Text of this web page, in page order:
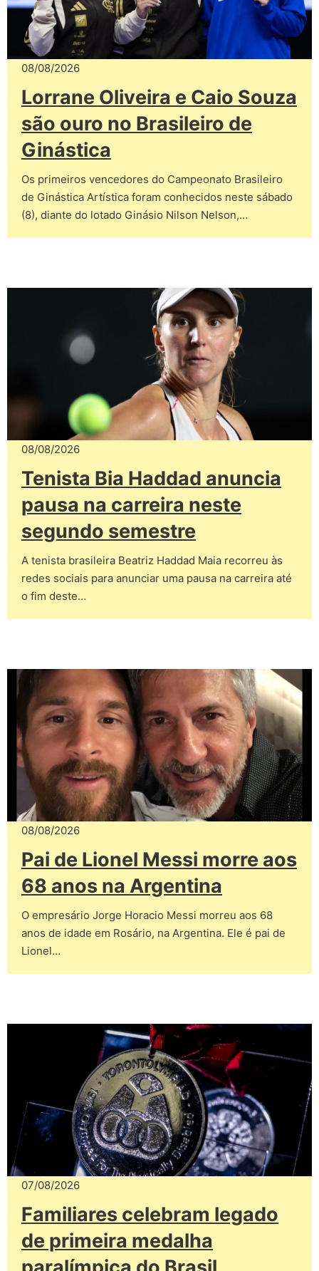
08/08/2026
Lorrane Oliveira e Caio Souza
são ouro no Brasileiro de
Ginástica
Os primeiros vencedores do Campeonato Brasileiro
de Ginástica Artística foram conhecidos neste sábado
(8), diante do lotado Ginásio Nilson Nelson,…
08/08/2026
Tenista Bia Haddad anuncia
pausa na carreira neste
segundo semestre
A tenista brasileira Beatriz Haddad Maia recorreu às
redes sociais para anunciar uma pausa na carreira até
o fim deste…
08/08/2026
Pai de Lionel Messi morre aos
68 anos na Argentina
O empresário Jorge Horacio Messi morreu aos 68
anos de idade em Rosário, na Argentina. Ele é pai de
Lionel…
07/08/2026
Familiares celebram legado
de primeira medalha